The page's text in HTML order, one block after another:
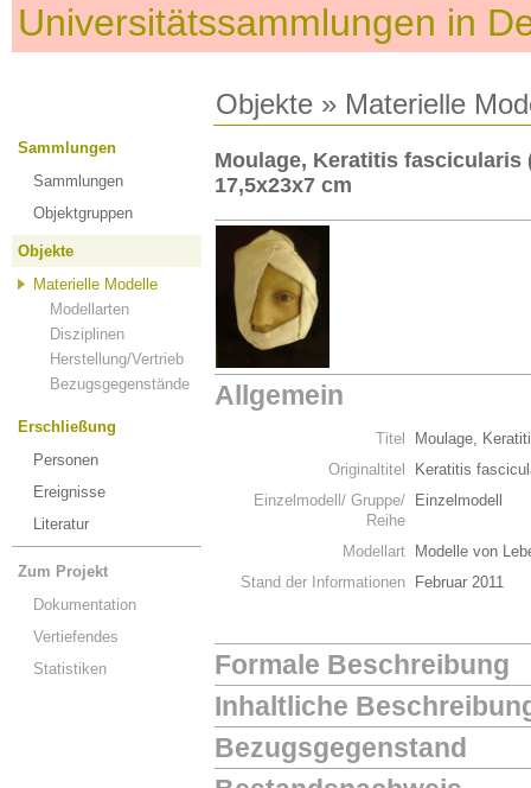
Universitätssammlungen in
Objekte » Materielle
Sammlungen
Sammlungen
Objektgruppen
Objekte
Materielle Modelle
Modellarten
Disziplinen
Herstellung/Vertrieb
Bezugsgegenstände
Erschließung
Personen
Ereignisse
Literatur
Zum Projekt
Dokumentation
Vertiefendes
Statistiken
Moulage, Keratitis fascicularis
17,5x23x7 cm
Allgemein
Titel
Moulage,
Originaltitel
Keratitis
Einzelmodell/ Gruppe/
Reihe
Einzelmodell
Modellart
Modelle von
Stand der Informationen
Februar 2011
Formale Beschreibung
Inhaltliche
Bezugsgegenstand